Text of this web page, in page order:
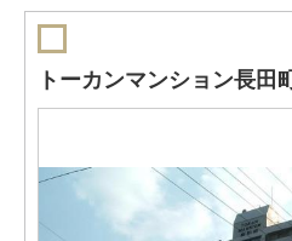
トーカンマンション長田町